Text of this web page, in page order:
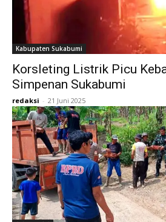
Kabupaten Sukabumi
Korsleting Listrik Picu
Simpenan Sukabumi
redaksi - 21 Juni 2025